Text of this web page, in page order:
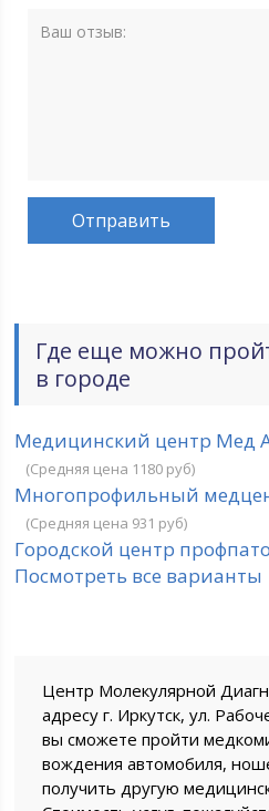
Где еще можно
в городе
Медицинский центр Мед
(Средняя цена 1180 руб)
Многопрофильный
(Средняя цена 931 руб)
Городской центр
Посмотреть все варианты
Центр Молекулярной
адресу г. Иркутск, ул.
вы сможете пройти
вождения автомобиля,
получить другую